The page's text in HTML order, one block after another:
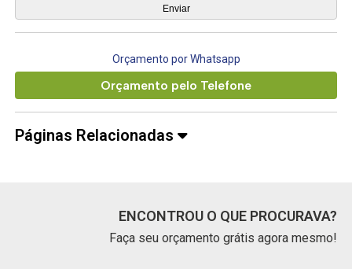
Orçamento por Whatsapp
Orçamento pelo Telefone
Páginas Relacionadas
ENCONTROU O QUE PROCURAVA?
Faça seu orçamento grátis agora mesmo!